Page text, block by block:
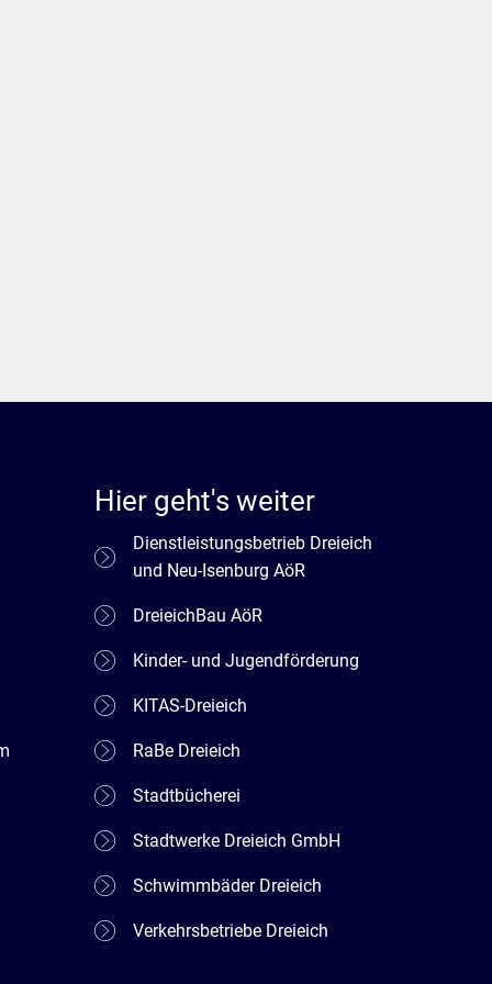
Hier geht's weiter
Dienstleistungsbetrieb Dreieich
und Neu-Isenburg AöR
DreieichBau AöR
Kinder- und Jugendförderung
KITAS-Dreieich
RaBe Dreieich
Stadtbücherei
Stadtwerke Dreieich GmbH
Schwimmbäder Dreieich
Verkehrsbetriebe Dreieich